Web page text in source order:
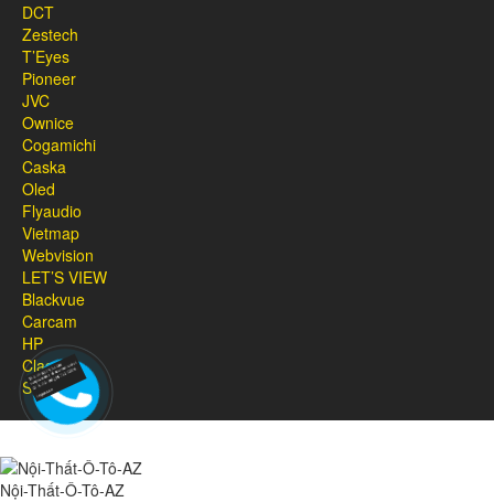
DCT
Zestech
T’Eyes
Pioneer
JVC
Ownice
Cogamichi
Caska
Oled
Flyaudio
Vietmap
Webvision
LET’S VIEW
Blackvue
Carcam
HP
Classic
Sonax
Nội-Thất-Ô-Tô-AZ